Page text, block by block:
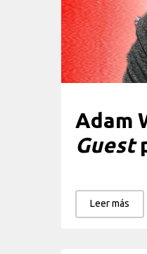
Adam
Guest
Leer más